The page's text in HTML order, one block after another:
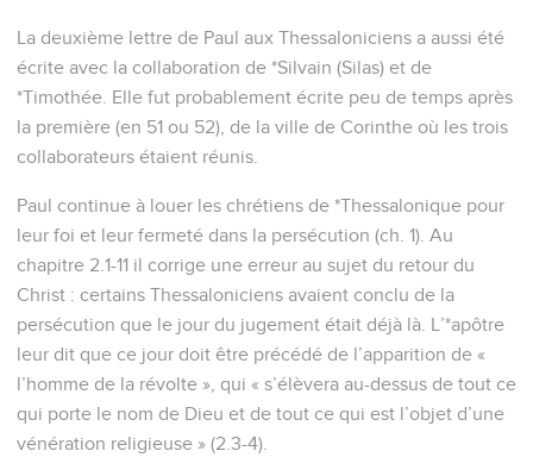
La deuxième lettre de Paul aux Thessaloniciens a aussi été
écrite avec la collaboration de *Silvain (Silas) et de
*Timothée. Elle fut probablement écrite peu de temps après
la première (en 51 ou 52), de la ville de Corinthe où les trois
collaborateurs étaient réunis.
Paul continue à louer les chrétiens de *Thessalonique pour
leur foi et leur fermeté dans la persécution (ch. 1). Au
chapitre 2.1-11 il corrige une erreur au sujet du retour du
Christ : certains Thessaloniciens avaient conclu de la
persécution que le jour du jugement était déjà là. L’*apôtre
leur dit que ce jour doit être précédé de l’apparition de «
l’homme de la révolte », qui « s’élèvera au-dessus de tout ce
qui porte le nom de Dieu et de tout ce qui est l’objet d’une
vénération religieuse » (2.3-4).